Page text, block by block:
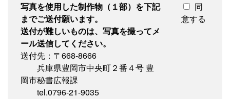
写真を使用した制作物（１部）を下記
までご送付願います。
送付が難しいものは、写真を撮ってメ
ール送信してください。
送付先：〒668-8666
兵庫県豊岡市中央町２番４号 豊
岡市秘書広報課
tel.0796-21-9035
同
意する